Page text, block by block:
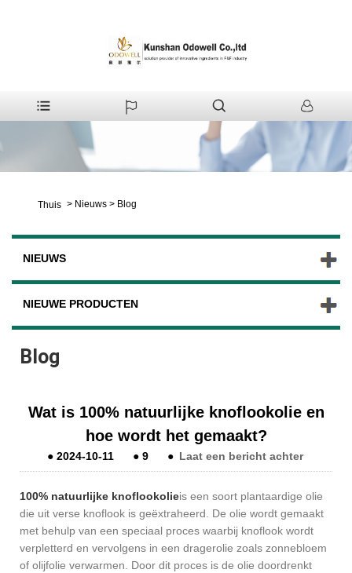
Thuis > Nieuws > Blog
NIEUWS
NIEUWE PRODUCTEN
Blog
Wat is 100% natuurlijke knoflookolie en
hoe wordt het gemaakt?
● 2024-10-11 ● 9 ● Laat een bericht achter
100% natuurlijke knoflookolieis een soort plantaardige olie
die uit verse knoflook is geëxtraheerd. De olie wordt gemaakt
met behulp van een speciaal proces waarbij knoflook wordt
verpletterd en vervolgens in een dragerolie zoals zonnebloem
of olijfolie verwarmen. Door dit proces is de olie doordrenkt